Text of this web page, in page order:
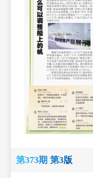
第373期 第3版